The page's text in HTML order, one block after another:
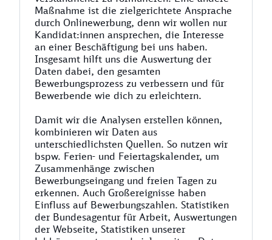
Maßnahme ist die zielgerichtete Ansprache
durch Onlinewerbung, denn wir wollen nur
Kandidat:innen ansprechen, die Interesse
an einer Beschäftigung bei uns haben.
Insgesamt hilft uns die Auswertung der
Daten dabei, den gesamten
Bewerbungsprozess zu verbessern und für
Bewerbende wie dich zu erleichtern.
Damit wir die Analysen erstellen können,
kombinieren wir Daten aus
unterschiedlichsten Quellen. So nutzen wir
bspw. Ferien- und Feiertagskalender, um
Zusammenhänge zwischen
Bewerbungseingang und freien Tagen zu
erkennen. Auch Großereignisse haben
Einfluss auf Bewerbungszahlen. Statistiken
der Bundesagentur für Arbeit, Auswertungen
der Webseite, Statistiken unserer